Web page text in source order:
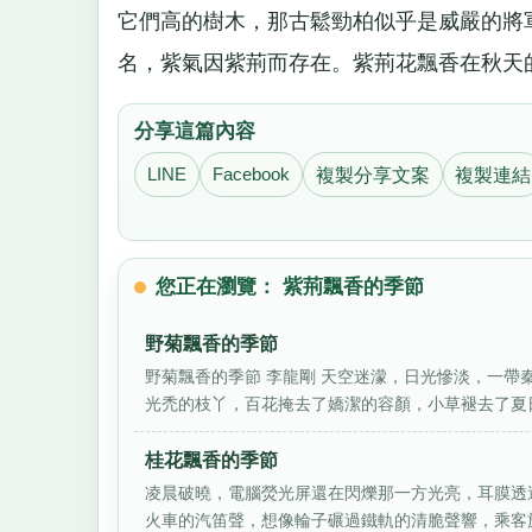
它們高的樹木，那古鬆勁柏似乎是威嚴的
名，紫氣因紫荊而存在。紫荊花飄香在秋
分享這篇內容
LINE Facebook 複製分享文案 複製連結
您正在瀏覽： 紫荊飄香的季節
野菊飄香的季節
野菊飄香的季節 李龍剛 天空迷濛，日光慘淡，一
光禿的枝丫，百花掩去了嬌潔的容顏，小草褪去了
桂花飄香的季節
凌晨破曉，電腦熒光屏還在閃爍那一方光亮，耳膜
火車的汽笛聲，想像輪子碾過鐵軌的清脆聲響，乘